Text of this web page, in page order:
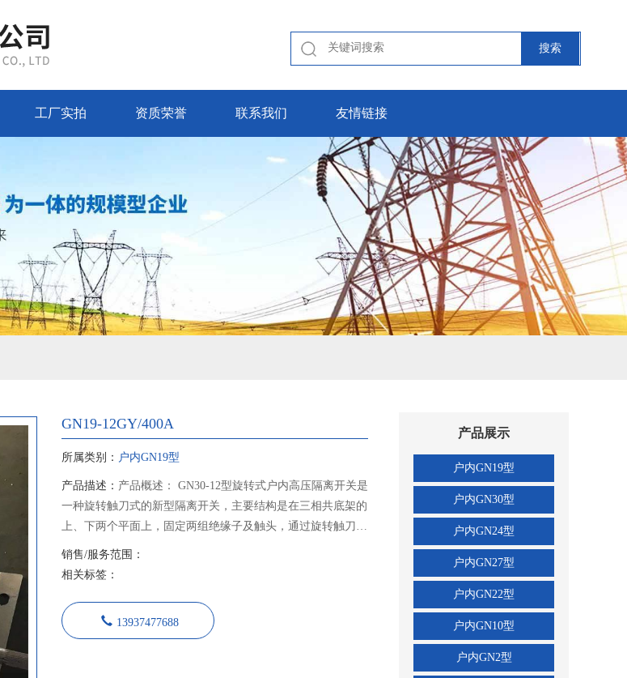
工厂实拍 资质荣誉 联系我们 友情链接
产品展示
户内GN19型
户内GN30型
户内GN24型
户内GN27型
户内GN22型
户内GN10型
户内GN2型
GN19-12GY/400A
所属类别： 户内GN19型
产品描述： 产品概述： GN30-12型旋转式户内高压隔离开关是
一种旋转触刀式的新型隔离开关，主要结构是在三相共底架的
上、下两个平面上，固定两组绝缘子及触头，通过旋转触刀，
从而实现开关的分合闸。 GN30-12D型开关是在GN30-12型开
关基础上增加带接地刀的形式，可满足不同电力系统的需要。
其性能符合GB1985《交流高压隔离开关和接地开关》的要
求，适用于额定电压12千伏交流50Hz及以下户内系统中，作
销售/服务范围：
相关标签：
13937477688